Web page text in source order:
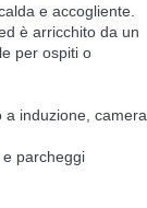
e accogliente.
è arricchito da un
per ospiti o
a induzione, camera
parcheggi